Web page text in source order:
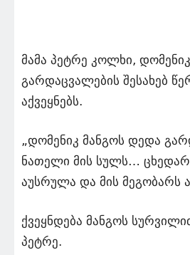
მამა პეტრე კოლხი,
გარდაცვალების შესახებ
აქვეყნებს.
„დომენიკ მანგოს დედა
ნათელი მის სულს…
აუსრულა და მის მეგობარს
ქვეყნდება მანგოს
პეტრე.